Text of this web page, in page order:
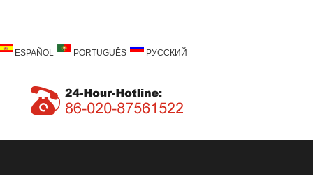
ESPAÑOL PORTUGUÊS РУССКИЙ